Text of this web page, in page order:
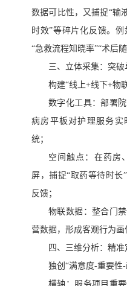
数据可比性，又捕捉“输
时效”等碎片化反馈。
“急救流程知晓率”“术后
三、立体采集：突破
构建“线上+线下+物
数字化工具：部署
病房平板对护理服务实
统；
空间触点：在药房
屏，捕捉“取药等待时长
反馈；
物联数据：整合门
营数据，形成客观行为画
四、三维分析：精
独创 “满意度-重要性-
横轴：服务项目重